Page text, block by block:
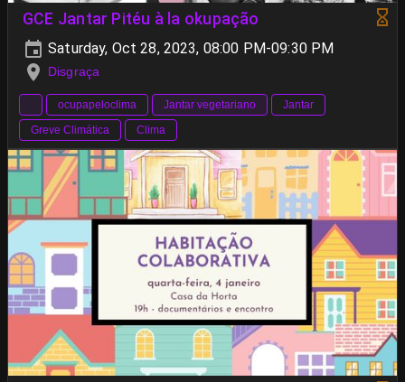
GCE Jantar Pitéu à la okupação
Saturday, Oct 28, 2023, 08:00 PM-09:30 PM
Disgraça
ocupapeloclima Jantar vegetariano
Jantar
Greve Climática
Clima